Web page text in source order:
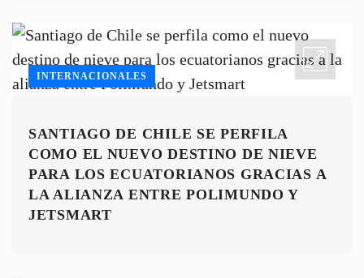
INTERNACIONALES
SANTIAGO DE CHILE SE PERFILA
COMO EL NUEVO DESTINO DE NIEVE
PARA LOS ECUATORIANOS GRACIAS A
LA ALIANZA ENTRE POLIMUNDO Y
JETSMART